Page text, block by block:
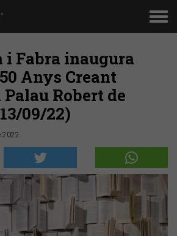
i Fabra inaugura
Anys Creant
Robert de
09/22)
2022